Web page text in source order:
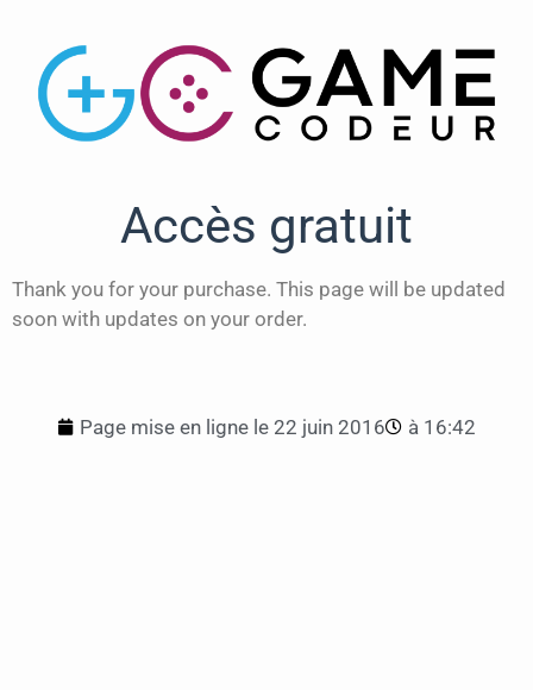
Accès gratuit
Thank you for your purchase. This page will be updated
soon with updates on your order.
Page mise en ligne le 22 juin 2016 à 16:42